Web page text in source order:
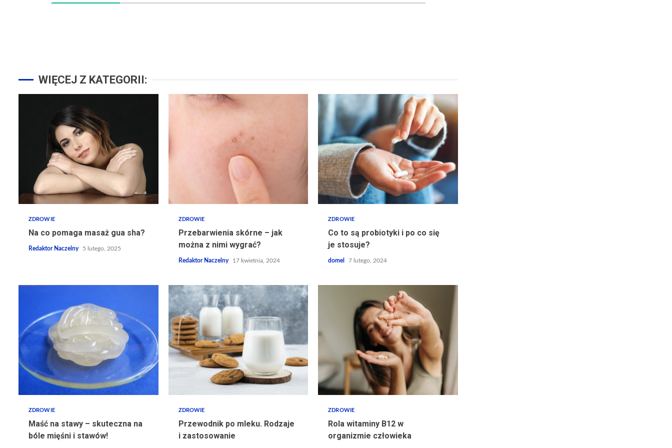
WIĘCEJ Z KATEGORII:
ZDROWIE
Na co pomaga masaż gua sha?
Redaktor Naczelny 5 lutego, 2025
ZDROWIE
Przebarwienia skórne – jak
można z nimi wygrać?
Redaktor Naczelny 17 kwietnia, 2024
ZDROWIE
Co to są probiotyki i po co się
je stosuje?
domel 7 lutego, 2024
ZDROWIE
Maść na stawy – skuteczna na
bóle mięśni i stawów!
ZDROWIE
Przewodnik po mleku. Rodzaje
i zastosowanie
ZDROWIE
Rola witaminy B12 w
organizmie człowieka